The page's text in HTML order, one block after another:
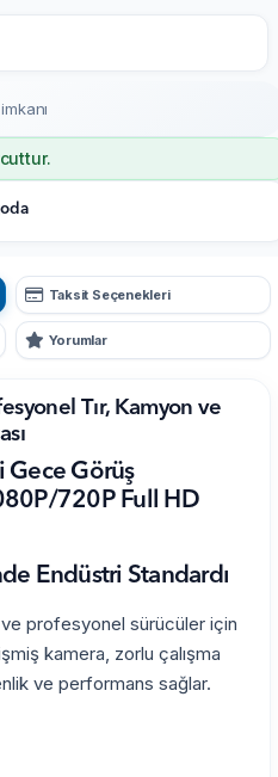
Taksit Seçenekleri
Yorumlar
Tır, Kamyon ve
Gece Görüş
720P Full HD
Endüstri Standardı
profesyonel sürücüler için
kamera, zorlu çalışma
ve performans sağlar.